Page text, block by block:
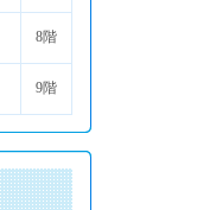
8階
9階